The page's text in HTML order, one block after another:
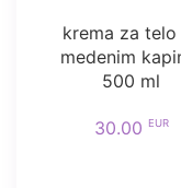
krema za telo
medenim
500 ml
30.00 EUR